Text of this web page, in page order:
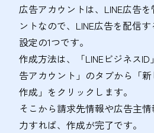
広告アカウントは、LINE広告
ントなので、LINE広告を配信
設定の1つです。
作成方法は、「LINEビジネス
告アカウント」のタブから「
作成」をクリックします。
そこから請求先情報や広告主
力すれば、作成が完了です。